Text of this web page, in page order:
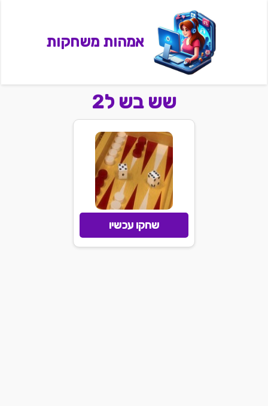
אמהות משחקות
שש בש ל2
שחקו עכשיו